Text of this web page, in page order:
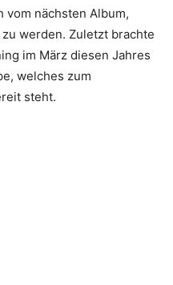
vom nächsten Album,
werden. Zuletzt brachte
im März diesen Jahres
welches zum
steht.